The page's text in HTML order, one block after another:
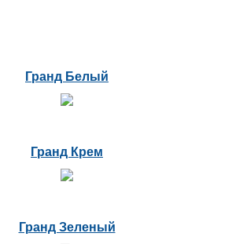
Гранд Белый
Гранд Крем
Гранд Зеленый